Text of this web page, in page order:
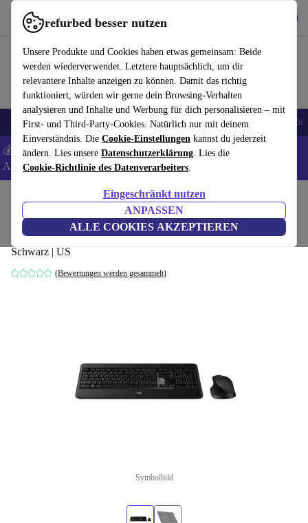
refurbed besser nutzen
Unsere Produkte und Cookies haben etwas gemeinsam: Beide
werden wiederverwendet. Letztere hauptsächlich, um dir
relevantere Inhalte anzeigen zu können. Damit das richtig
funktioniert, würden wir gerne dein Browsing-Verhalten
analysieren und Inhalte und Werbung für dich personalisieren – mit
First- und Third-Party-Cookies. Natürlich nur mit deinem
Einverständnis. Die Cookie-Einstellungen kannst du jederzeit
ändern. Lies unsere Datenschutzerklärung. Lies die
Cookie-Richtlinie des Datenverarbeiters.
Eingeschränkt nutzen
ANPASSEN
ALLE COOKIES AKZEPTIEREN
refurbed schnell und einfach nutzen
🎒 Back to school Handys Laptops Tablets Smartwatches Zubehör
💰 Extra -5% auf Samsung- und Google-Smartphones - Code:
ANDROID5 -AGB
Zubehör Computer Zubehör Sets
Logitech MX900
Schwarz | US
(Bewertungen werden gesammelt)
Symbolbild